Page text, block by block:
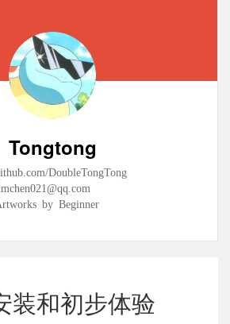
Tongtong
DoubleTongTong
by Beginner
装和初步体验